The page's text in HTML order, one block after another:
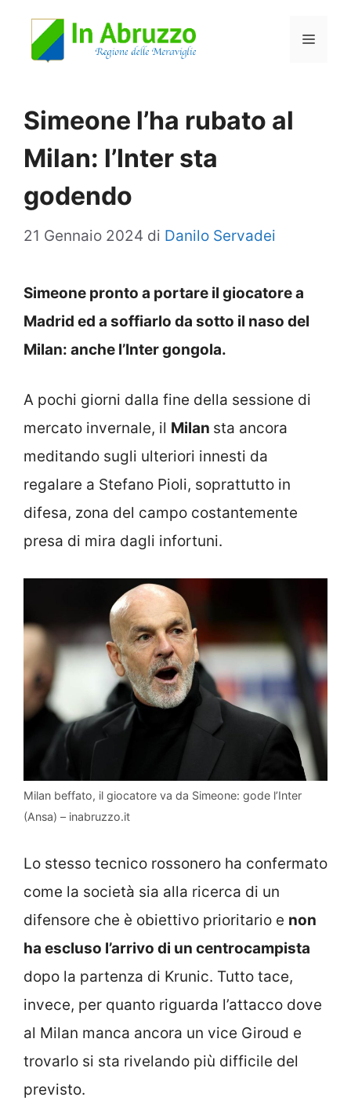
Menu
Simeone l’ha rubato al
Milan: l’Inter sta
godendo
21 Gennaio 2024 di Danilo Servadei
Simeone pronto a portare il giocatore a
Madrid ed a soffiarlo da sotto il naso del
Milan: anche l’Inter gongola.
A pochi giorni dalla fine della sessione di
mercato invernale, il Milan sta ancora
meditando sugli ulteriori innesti da
regalare a Stefano Pioli, soprattutto in
difesa, zona del campo costantemente
presa di mira dagli infortuni.
Milan beffato, il giocatore va da Simeone: gode l’Inter
(Ansa) – inabruzzo.it
Lo stesso tecnico rossonero ha confermato
come la società sia alla ricerca di un
difensore che è obiettivo prioritario e non
ha escluso l’arrivo di un centrocampista
dopo la partenza di Krunic. Tutto tace,
invece, per quanto riguarda l’attacco dove
al Milan manca ancora un vice Giroud e
trovarlo si sta rivelando più difficile del
previsto.